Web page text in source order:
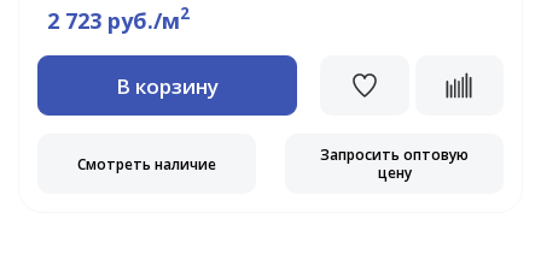
2 723 руб./м2
В корзину
Смотреть наличие
Запросить оптовую
цену